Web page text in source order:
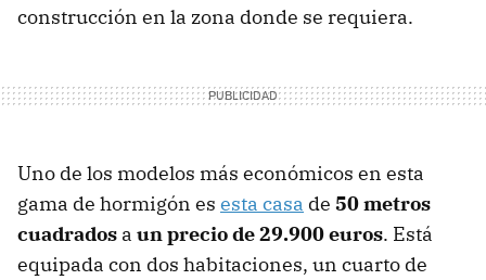
construcción en la zona donde se requiera.
Uno de los modelos más económicos en esta
gama de hormigón es esta casa de 50 metros
cuadrados a un precio de 29.900 euros. Está
equipada con dos habitaciones, un cuarto de